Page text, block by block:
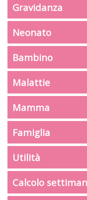
Gravidanza
Neonato
Bambino
Malattie
Mamma
Famiglia
Utilità
Calcolo